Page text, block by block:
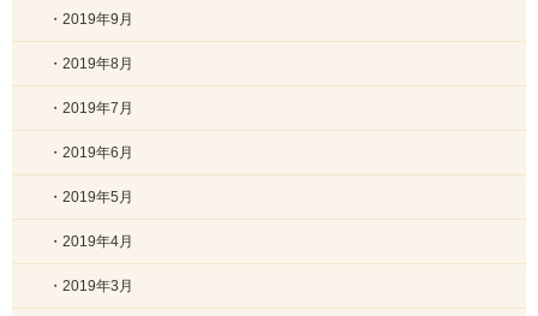
・2019年9月
・2019年8月
・2019年7月
・2019年6月
・2019年5月
・2019年4月
・2019年3月